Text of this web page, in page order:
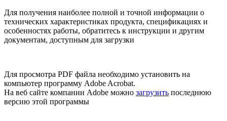
Для получения наиболее полной и точной информации о
технических характеристиках продукта, спецификациях и
особенностях работы, обратитесь к инструкции и другим
документам, доступным для загрузки
Для просмотра PDF файла необходимо установить на
компьютер программу Adobe Acrobat.
На веб сайте компании Adobe можно загрузить последнюю
версию этой программы